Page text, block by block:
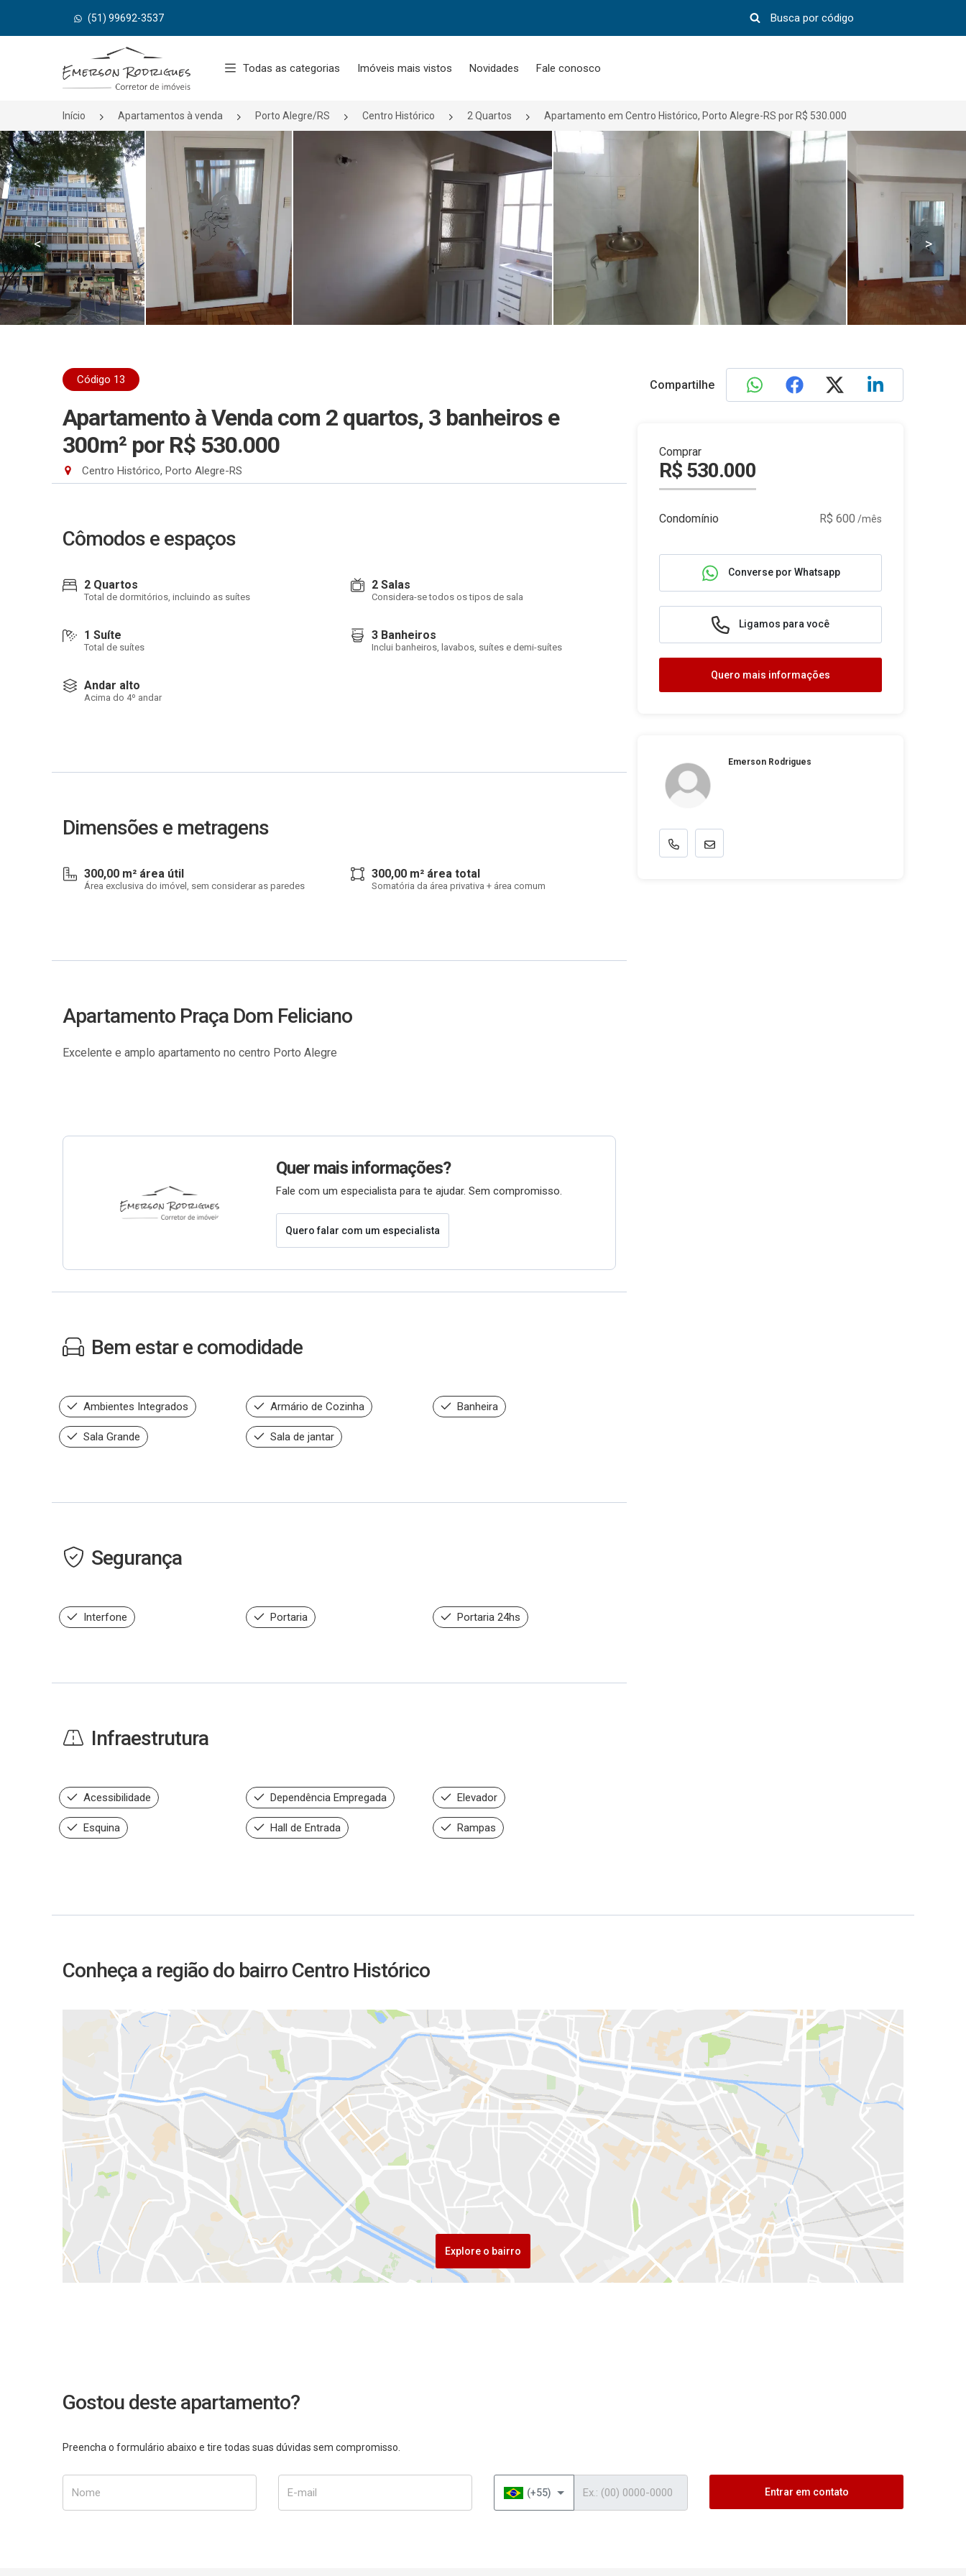
(51) 99692-3537
Página inicial
Todas as categorias Imóveis mais vistos Novidades Fale conosco
Início Apartamentos à venda Porto Alegre/RS Centro Histórico 2 Quartos Apartamento em Centro Histórico, Porto Alegre-RS por R$ 530.000
< >
Código 13
Apartamento à Venda com 2 quartos, 3 banheiros e
300m² por R$ 530.000
Centro Histórico, Porto Alegre-RS
Cômodos e espaços
2 Quartos
Total de dormitórios, incluindo as suítes
2 Salas
Considera-se todos os tipos de sala
1 Suíte
Total de suítes
3 Banheiros
Inclui banheiros, lavabos, suítes e demi-suítes
Andar alto
Acima do 4º andar
Dimensões e metragens
300,00 m² área útil
Área exclusiva do imóvel, sem considerar as paredes
300,00 m² área total
Somatória da área privativa + área comum
Apartamento Praça Dom Feliciano
Excelente e amplo apartamento no centro Porto Alegre
Quer mais informações?
Fale com um especialista para te ajudar. Sem compromisso.
Quero falar com um especialista
Bem estar e comodidade
Ambientes Integrados Armário de Cozinha Banheira
Sala Grande Sala de jantar
Segurança
Interfone Portaria Portaria 24hs
Infraestrutura
Acessibilidade Dependência Empregada Elevador
Esquina Hall de Entrada Rampas
Compartilhe
Comprar
R$ 530.000
Condomínio R$ 600 /mês
Converse por Whatsapp
Ligamos para você
Quero mais informações
Emerson Rodrigues
Conheça a região do bairro Centro Histórico
Explore o bairro
Gostou deste apartamento?
Preencha o formulário abaixo e tire todas suas dúvidas sem compromisso.
(+55) Entrar em contato